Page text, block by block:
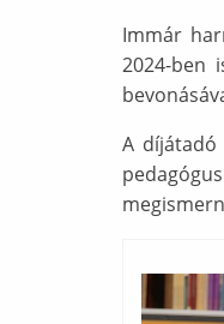
Immár
2024-ben
A díjátadó
Ábra